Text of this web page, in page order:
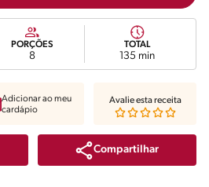
PORÇÕES
8
TOTAL
135 min
Compartilhar
Adicionar ao meu
cardápio
Avalie esta receita